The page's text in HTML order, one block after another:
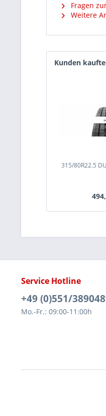
Fragen
Weitere
Kunden
315/80R22.5
Service Hotline
+49 (0)551/
Mo.-Fr.: 09:00-11:00h